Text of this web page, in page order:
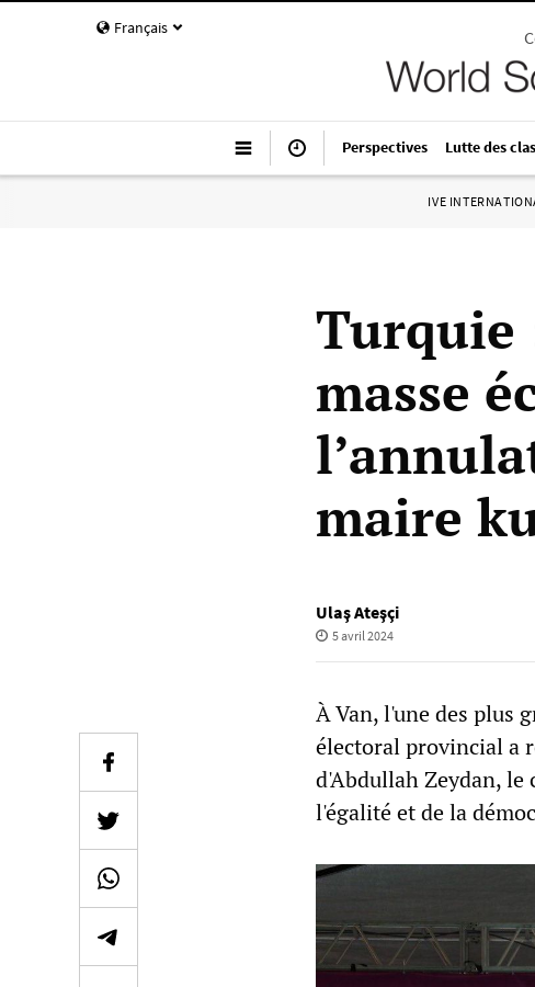
Français
Perspectives Lutte des
IVE
Turquie
masse
maire
Ulaş Ateşçi
5 avril 2024
À Van, l'une des plus
électoral provincial a
d'Abdullah Zeydan,
l'égalité et de la